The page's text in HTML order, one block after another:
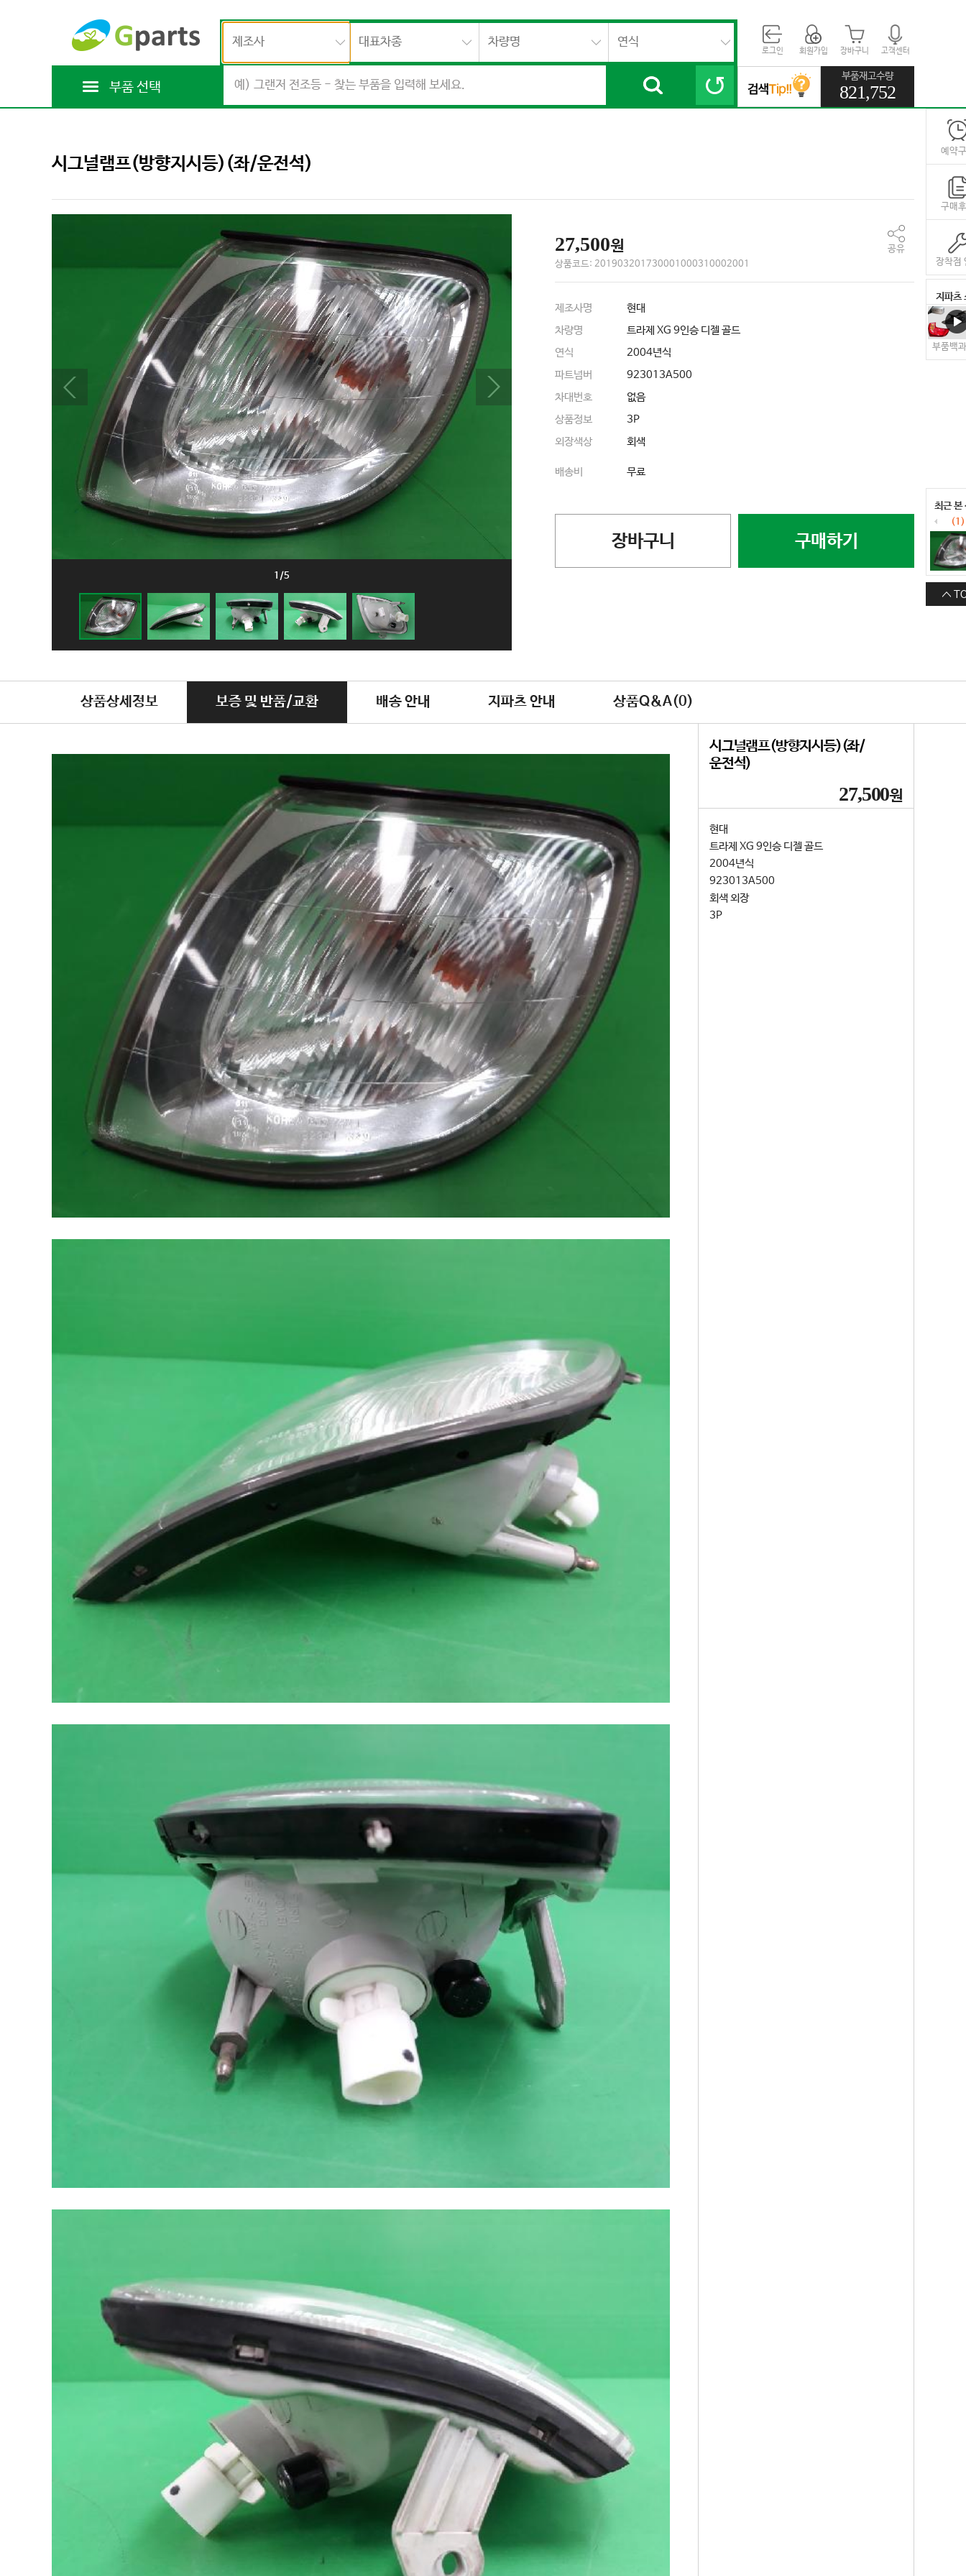
부품 선택
제조사 대표차종 차량명 연식
로그인 회원가입 장바구니 고객센터
부품재고수량
821,752
시그널램프(방향지시등)(좌/운전석)
1 /5
27,500원
상품코드: 201903201730001000310002001
공유
제조사명
현대
차량명
트라제 XG 9인승 디젤 골드
연식
2004년식
파트넘버
923013A500
차대번호
없음
상품정보
3P
외장색상
회색
배송비 무료
장바구니 구매하기
상품상세정보 보증 및 반품/교환 배송 안내 지파츠 안내 상품Q&A(0)
시그널램프(방향지시등)(좌/
운전석)
27,500원
현대
트라제 XG 9인승 디젤 골드
2004년식
923013A500
회색 외장
3P
예약
구매
장착점
지파츠
부품백
최근 본
(1)